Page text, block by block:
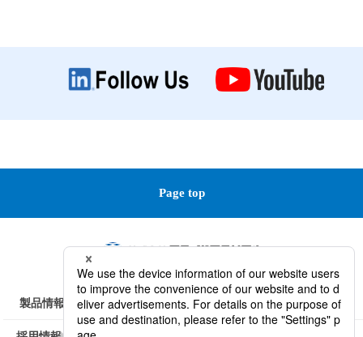
Page top
製品情報 技術情報 会社情報 研究開発 / サービス